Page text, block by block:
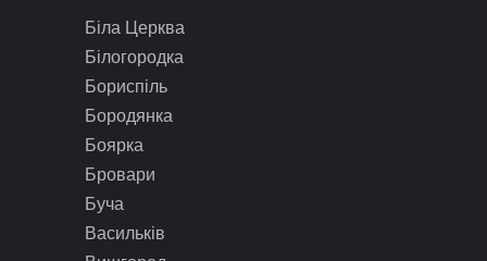
Біла Церква
Білогородка
Бориспіль
Бородянка
Боярка
Бровари
Буча
Васильків